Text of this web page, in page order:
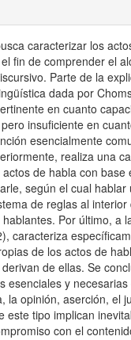
caracterizar los
fin de comprender el
Parte de la
dada por
en cuanto
insuficiente en
esencialmente
realiza una
de habla con base
según el cual hablar
de reglas al interior
Por último, a
caracteriza
de los actos de
de ellas. Se
esenciales y
la opinión, aserción, el
este tipo implican
con el